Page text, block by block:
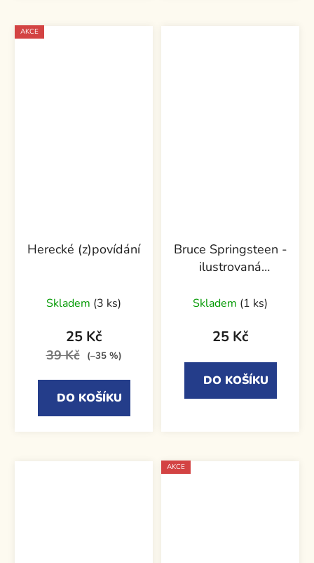
AKCE
Herecké (z)povídání
Skladem (3 ks)
25 Kč
39 Kč (–35 %)
DO KOŠÍKU
Bruce Springsteen -
ilustrovaná
Skladem (1 ks)
25 Kč
DO KOŠÍKU
AKCE